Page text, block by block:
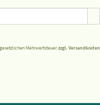
Mehrwertsteuer.zzgl. Versandkosten